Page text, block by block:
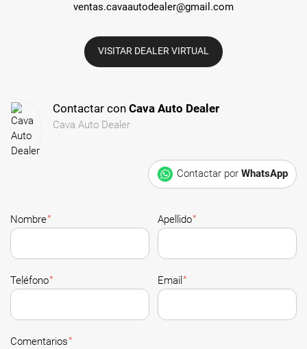
ventas.cavaautodealer@gmail.com
VISITAR DEALER VIRTUAL
Contactar con Cava Auto Dealer
Cava Auto Dealer
Contactar por WhatsApp
Nombre* Apellido*
Teléfono* Email *
Comentarios*